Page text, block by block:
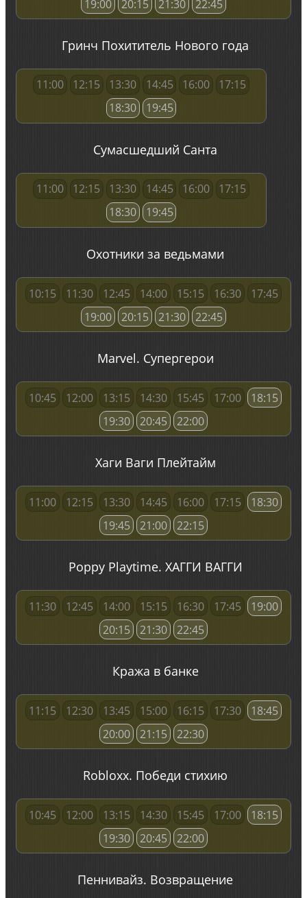
19:00 20:15 21:30 22:45
Гринч Похититель Нового года
11:00 12:15 13:30 14:45 16:00
17:15
18:30
19:45
Сумасшедший Санта
11:00 12:15 13:30 14:45 16:00
17:15
18:30
19:45
Охотники за ведьмами
10:15 11:30 12:45 14:00 15:15 16:30
17:45
19:00
20:15 21:30 22:45
Marvel. Супергерои
10:45 12:00 13:15 14:30 15:45 17:00
18:15
19:30
20:45 22:00
Хаги Ваги Плейтайм
11:00 12:15 13:30 14:45 16:00 17:15
18:30
19:45
21:00 22:15
Poppy Playtime. ХАГГИ ВАГГИ
11:30 12:45 14:00 15:15 16:30 17:45
19:00
20:15
21:30 22:45
Кража в банке
11:15 12:30 13:45 15:00 16:15 17:30
18:45
20:00
21:15 22:30
Robloxx. Победи стихию
10:45 12:00 13:15 14:30 15:45 17:00
18:15
19:30
20:45 22:00
Пеннивайз. Возвращение